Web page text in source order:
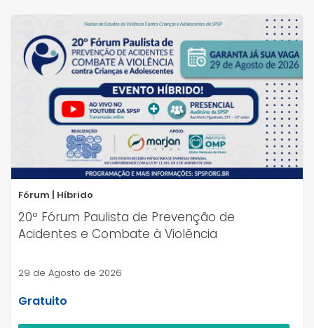
Fórum | Híbrido
20º Fórum Paulista de Prevenção de
Acidentes e Combate à Violência
29 de Agosto de 2026
Gratuito